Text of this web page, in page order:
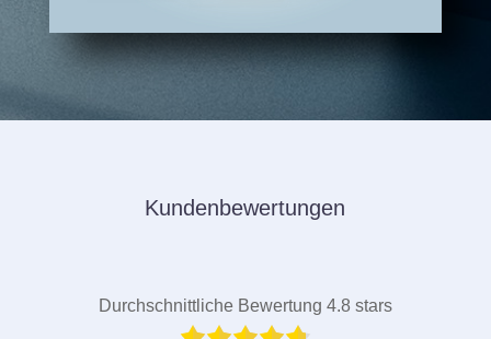
Kundenbewertungen
Durchschnittliche Bewertung 4.8 stars